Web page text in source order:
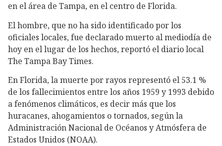
en el área de Tampa, en el centro de Florida.
El hombre, que no ha sido identificado por los
oficiales locales, fue declarado muerto al mediodía de
hoy en el lugar de los hechos, reportó el diario local
The Tampa Bay Times.
En Florida, la muerte por rayos representó el 53.1 %
de los fallecimientos entre los años 1959 y 1993 debido
a fenómenos climáticos, es decir más que los
huracanes, ahogamientos o tornados, según la
Administración Nacional de Océanos y Atmósfera de
Estados Unidos (NOAA).